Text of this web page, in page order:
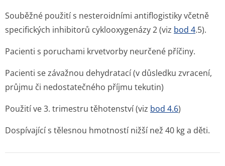
Souběžné použití s nesteroidními antiflogistiky včetně
specifických inhibitorů cyklooxygenázy 2 (viz bod 4.5).
Pacienti s poruchami krvetvorby neurčené příčiny.
Pacienti se závažnou dehydratací (v důsledku zvracení,
průjmu či nedostatečného příjmu tekutin)
Použití ve 3. trimestru těhotenství (viz bod 4.6)
Dospívající s tělesnou hmotností nižší než 40 kg a děti.